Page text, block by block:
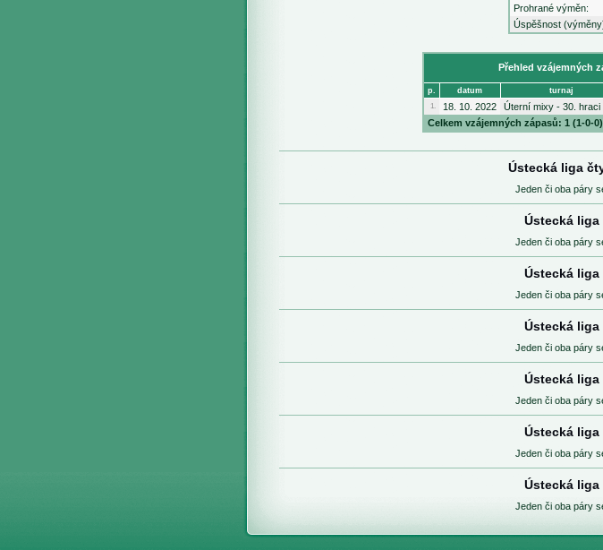
Prohrané výměn:
Úspěšnost
Přehled
p. datum turnaj
1. 18. 10. 2022 Úterní mixy - 30. hraci
Celkem vzájemných zápasů: 1 (1-0-0)
Ústecká liga
Jeden či oba páry
Ústecká liga
Jeden či oba páry
Ústecká liga
Jeden či oba páry
Ústecká liga
Jeden či oba páry
Ústecká liga
Jeden či oba páry
Ústecká liga
Jeden či oba páry
Ústecká liga
Jeden či oba páry